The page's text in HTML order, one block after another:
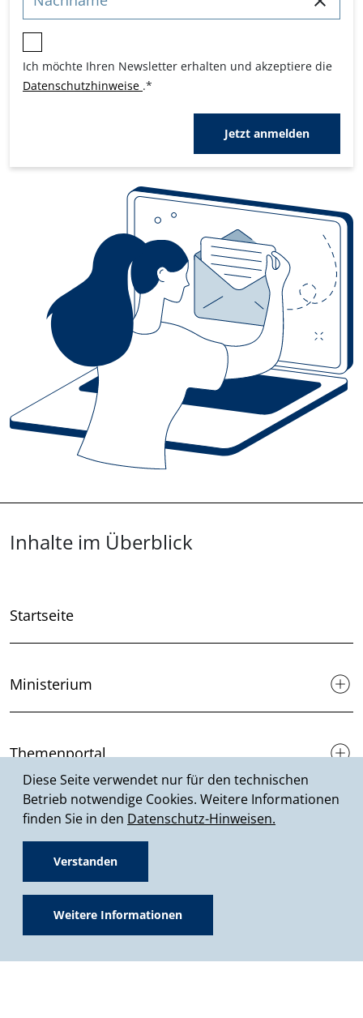
Diese Seite verwendet nur für den technischen
Betrieb notwendige Cookies. Weitere Informationen
finden Sie in den Datenschutz-Hinweisen.
Verstanden
Weitere Informationen
Ich möchte Ihren Newsletter erhalten und akzeptiere die
Datenschutzhinweise .
Überblick: Inhalte
Inhalte im Überblick
Startseite
Ministerium
Themenportal
Förderprogramme
Presse & Medien
Service